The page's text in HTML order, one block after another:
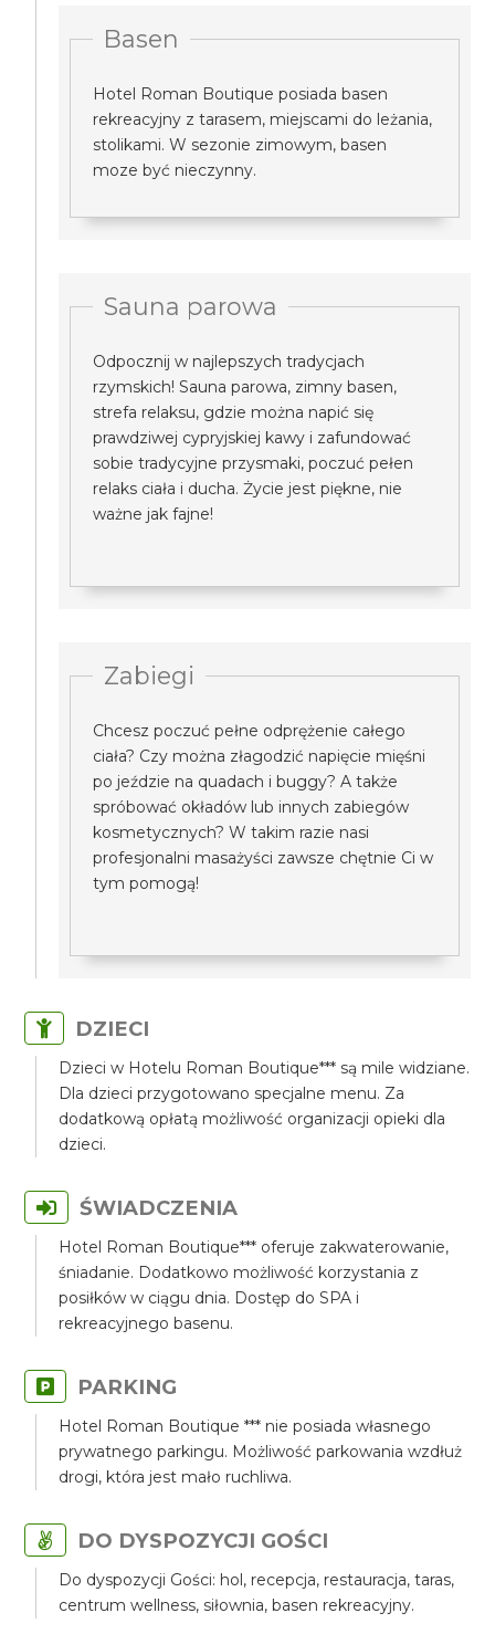
Basen
Hotel Roman Boutique posiada basen
rekreacyjny z tarasem, miejscami do leżania,
stolikami. W sezonie zimowym, basen
moze być nieczynny.
Sauna parowa
Odpocznij w najlepszych tradycjach
rzymskich! Sauna parowa, zimny basen,
strefa relaksu, gdzie można napić się
prawdziwej cypryjskiej kawy i zafundować
sobie tradycyjne przysmaki, poczuć pełen
relaks ciała i ducha. Życie jest piękne, nie
ważne jak fajne!
Zabiegi
Chcesz poczuć pełne odprężenie całego
ciała? Czy można złagodzić napięcie mięśni
po jeździe na quadach i buggy? A także
spróbować okładów lub innych zabiegów
kosmetycznych? W takim razie nasi
profesjonalni masażyści zawsze chętnie Ci w
tym pomogą!
DZIECI
Dzieci w Hotelu Roman Boutique*** są mile widziane.
Dla dzieci przygotowano specjalne menu. Za
dodatkową opłatą możliwość organizacji opieki dla
dzieci.
ŚWIADCZENIA
Hotel Roman Boutique*** oferuje zakwaterowanie,
śniadanie. Dodatkowo możliwość korzystania z
posiłków w ciągu dnia. Dostęp do SPA i
rekreacyjnego basenu.
PARKING
Hotel Roman Boutique *** nie posiada własnego
prywatnego parkingu. Możliwość parkowania wzdłuż
drogi, która jest mało ruchliwa.
DO DYSPOZYCJI GOŚCI
Do dyspozycji Gości: hol, recepcja, restauracja, taras,
centrum wellness, siłownia, basen rekreacyjny.